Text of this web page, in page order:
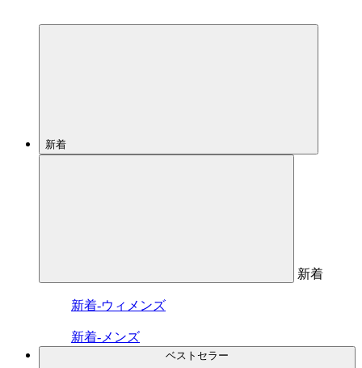
新着
新着
新着-ウィメンズ
新着-メンズ
ベストセラー